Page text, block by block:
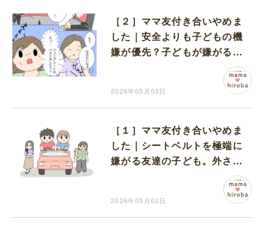
［２］ママ友付き合いやめま
した｜安全よりも子どもの機
嫌が優先？子どもが嫌がるか
らとシートベルトを外したマ
2026年05月03日
［１］ママ友付き合いやめま
した｜シートベルトを極端に
嫌がる友達の子ども。外さな
いでと伝えるも泣き出してし
2026年05月02日